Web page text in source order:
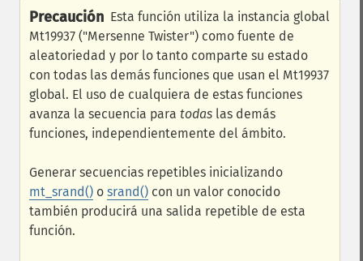
Precaución Esta función utiliza la instancia global
Mt19937 ("Mersenne Twister") como fuente de
aleatoriedad y por lo tanto comparte su estado
con todas las demás funciones que usan el Mt19937
global. El uso de cualquiera de estas funciones
avanza la secuencia para todas las demás
funciones, independientemente del ámbito.
Generar secuencias repetibles inicializando
mt_srand() o srand() con un valor conocido
también producirá una salida repetible de esta
función.